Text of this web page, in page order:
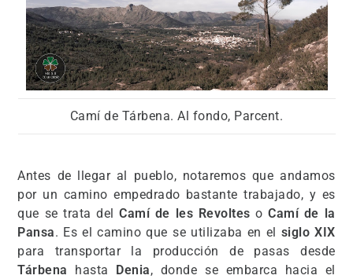
Camí de Tárbena. Al fondo, Parcent.
Antes de llegar al pueblo, notaremos que andamos
por un camino empedrado bastante trabajado, y es
que se trata delCamí de les Revolteso Camí de la
Pansa. Es el camino que se utilizaba en el siglo XIX
para transportar la producción de pasas desde
Tárbena hasta Denia, donde se embarca hacia el